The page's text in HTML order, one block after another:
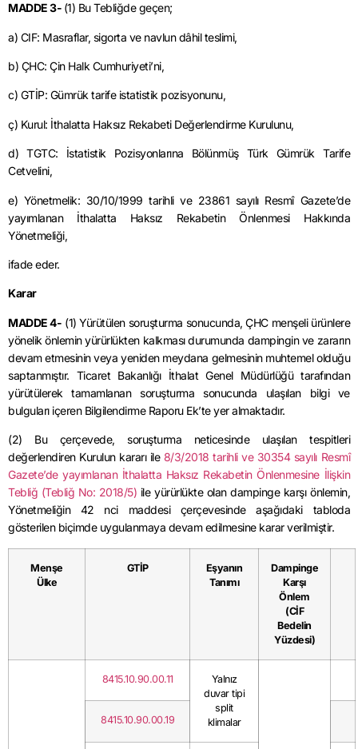
MADDE 3- (1) Bu Tebliğde geçen;
a) CIF: Masraflar, sigorta ve navlun dâhil teslimi,
b) ÇHC: Çin Halk Cumhuriyeti’ni,
c) GTİP: Gümrük tarife istatistik pozisyonunu,
ç) Kurul: İthalatta Haksız Rekabeti Değerlendirme Kurulunu,
d) TGTC: İstatistik Pozisyonlarına Bölünmüş Türk Gümrük Tarife
Cetvelini,
e) Yönetmelik: 30/10/1999 tarihli ve 23861 sayılı Resmî Gazete’de
yayımlanan İthalatta Haksız Rekabetin Önlenmesi Hakkında
Yönetmeliği,
ifade eder.
Karar
MADDE 4- (1) Yürütülen soruşturma sonucunda, ÇHC menşeli ürünlere
yönelik önlemin yürürlükten kalkması durumunda dampingin ve zararın
devam etmesinin veya yeniden meydana gelmesinin muhtemel olduğu
saptanmıştır. Ticaret Bakanlığı İthalat Genel Müdürlüğü tarafından
yürütülerek tamamlanan soruşturma sonucunda ulaşılan bilgi ve
bulguları içeren Bilgilendirme Raporu Ek’te yer almaktadır.
(2) Bu çerçevede, soruşturma neticesinde ulaşılan tespitleri
değerlendiren Kurulun kararı ile 8/3/2018 tarihli ve 30354 sayılı Resmî
Gazete’de yayımlanan İthalatta Haksız Rekabetin Önlenmesine İlişkin
Tebliğ (Tebliğ No: 2018/5) ile yürürlükte olan dampinge karşı önlemin,
Yönetmeliğin 42 nci maddesi çerçevesinde aşağıdaki tabloda
gösterilen biçimde uygulanmaya devam edilmesine karar verilmiştir.
Menşe
Ülke
GTİP
Eşyanın
Tanımı
Dampinge
Karşı
Önlem
(CİF
Bedelin
Yüzdesi)
8415.10.90.00.11
Yalnız
duvar tipi
split
klimalar
8415.10.90.00.19